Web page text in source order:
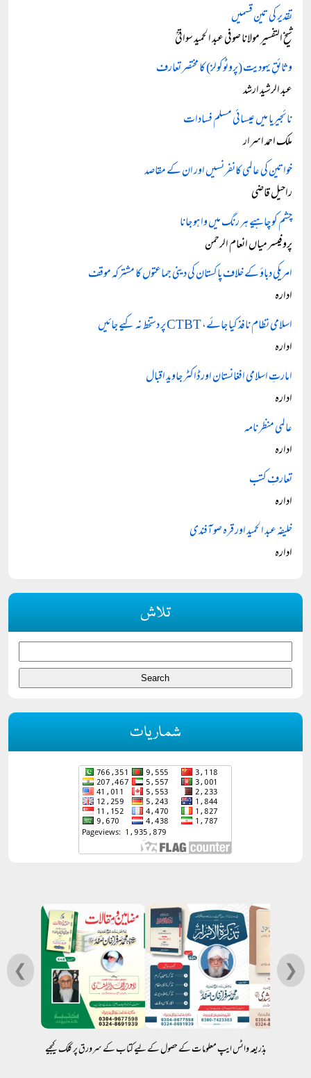
تقدیر کی تین قسمیں
شیخ التفسیر مولانا صوفی عبد الحمید سواتیؒ
وثائقِ یہودیت (پروٹوکولز) کا مختصر تعارف
عبد الرشید ارشد
نائجیریا میں عیسائی مسلم فسادات
ملک احمد اسرار
خواتین کی عالمی کانفرنسیں اور ان کے مقاصد
راحیل قاضی
چشم کو چاہیے ہر رنگ میں وا ہو جانا
پروفیسر میاں انعام الرحمن
امریکی دباؤ کے خلاف پاکستان کی دینی جماعتوں کا مشترکہ موقف
ادارہ
اسلامی نظام نافذ کیا جائے، CTBT پر دستخط نہ کیے جائیں
ادارہ
امارتِ اسلامی افغانستان اور ڈاکٹر جاوید اقبال
ادارہ
عالمی منظر نامہ
ادارہ
تعارفِ کتب
ادارہ
خلیفہ عبد الحمید اور قرہ صو آفندی
ادارہ
تلاش
شماریات
❮ ❯
بذریعہ واٹس ایپ معلومات کے حصول کے لیے کتاب کے سرورق پر کلک کیجیے